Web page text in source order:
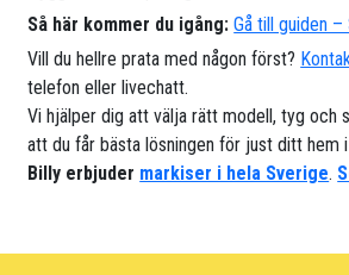
Så här kommer du igång: Gå till guiden
Vill du hellre prata med någon först?
telefon eller livechatt.
Vi hjälper dig att välja rätt modell, tyg och
att du får bästa lösningen för just ditt hem
Billy erbjuder markiser i hela Sverige.